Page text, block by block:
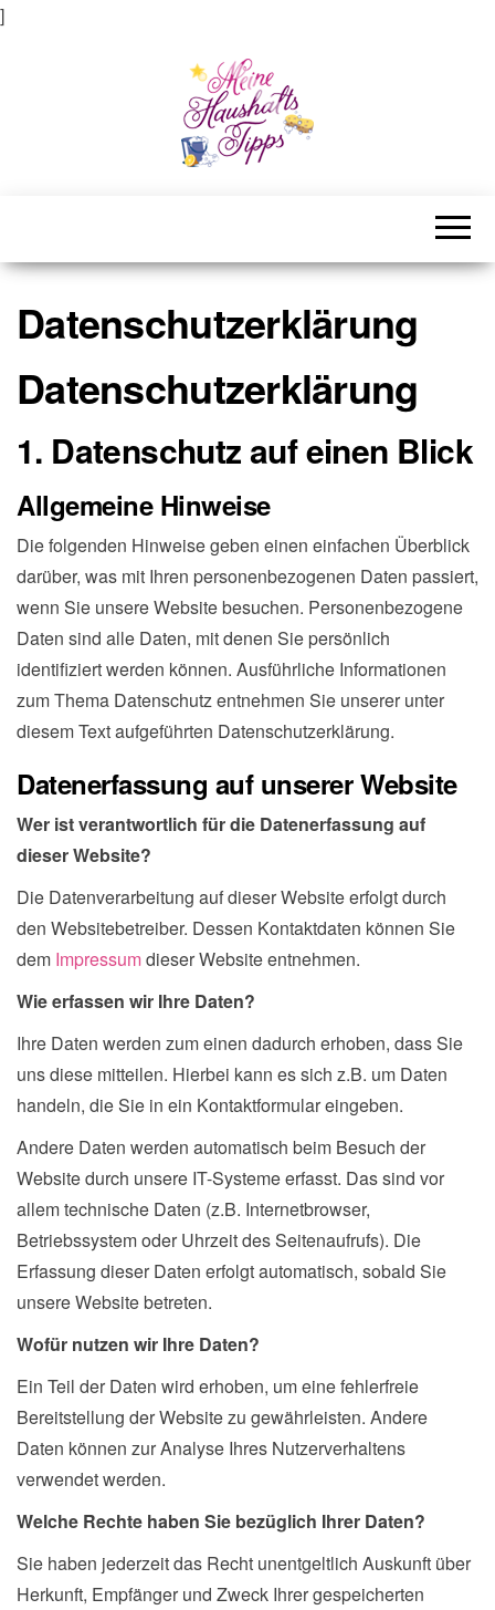
]
Datenschutzerklärung
Datenschutzerklärung
1. Datenschutz auf einen Blick
Allgemeine Hinweise
Die folgenden Hinweise geben einen einfachen Überblick
darüber, was mit Ihren personenbezogenen Daten passiert,
wenn Sie unsere Website besuchen. Personenbezogene
Daten sind alle Daten, mit denen Sie persönlich
identifiziert werden können. Ausführliche Informationen
zum Thema Datenschutz entnehmen Sie unserer unter
diesem Text aufgeführten Datenschutzerklärung.
Datenerfassung auf unserer Website
Wer ist verantwortlich für die Datenerfassung auf
dieser Website?
Die Datenverarbeitung auf dieser Website erfolgt durch
den Websitebetreiber. Dessen Kontaktdaten können Sie
dem Impressumdieser Website entnehmen.
Wie erfassen wir Ihre Daten?
Ihre Daten werden zum einen dadurch erhoben, dass Sie
uns diese mitteilen. Hierbei kann es sich z.B. um Daten
handeln, die Sie in ein Kontaktformular eingeben.
Andere Daten werden automatisch beim Besuch der
Website durch unsere IT-Systeme erfasst. Das sind vor
allem technische Daten (z.B. Internetbrowser,
Betriebssystem oder Uhrzeit des Seitenaufrufs). Die
Erfassung dieser Daten erfolgt automatisch, sobald Sie
unsere Website betreten.
Wofür nutzen wir Ihre Daten?
Ein Teil der Daten wird erhoben, um eine fehlerfreie
Bereitstellung der Website zu gewährleisten. Andere
Daten können zur Analyse Ihres Nutzerverhaltens
verwendet werden.
Welche Rechte haben Sie bezüglich Ihrer Daten?
Sie haben jederzeit das Recht unentgeltlich Auskunft über
Herkunft, Empfänger und Zweck Ihrer gespeicherten